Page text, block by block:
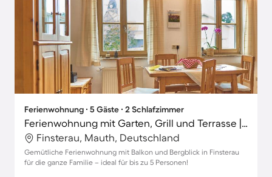
Ferienwohnung ∙ 5 Gäste ∙ 2 Schlafzimmer
Ferienwohnung mit Garten, Grill und Terrasse | Bergblick
Finsterau, Mauth, Deutschland
Gemütliche Ferienwohnung mit Balkon und Bergblick in Finsterau
für die ganze Familie – ideal für bis zu 5 Personen!